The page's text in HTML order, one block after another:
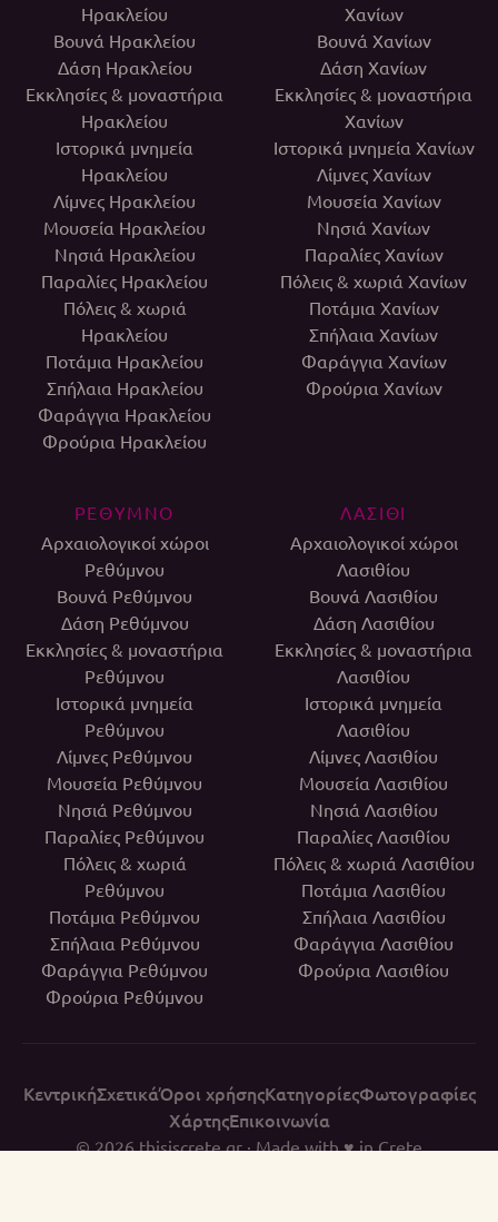
Ηρακλείου
Βουνά Ηρακλείου
Δάση Ηρακλείου
Εκκλησίες & μοναστήρια
Ηρακλείου
Ιστορικά μνημεία
Ηρακλείου
Λίμνες Ηρακλείου
Μουσεία Ηρακλείου
Νησιά Ηρακλείου
Παραλίες Ηρακλείου
Πόλεις & χωριά
Ηρακλείου
Ποτάμια Ηρακλείου
Σπήλαια Ηρακλείου
Φαράγγια Ηρακλείου
Φρούρια Ηρακλείου
Χανίων
Βουνά Χανίων
Δάση Χανίων
Εκκλησίες & μοναστήρια
Χανίων
Ιστορικά μνημεία Χανίων
Λίμνες Χανίων
Μουσεία Χανίων
Νησιά Χανίων
Παραλίες Χανίων
Πόλεις & χωριά Χανίων
Ποτάμια Χανίων
Σπήλαια Χανίων
Φαράγγια Χανίων
Φρούρια Χανίων
ΡΕΘΥΜΝΟ
Αρχαιολογικοί χώροι
Ρεθύμνου
Βουνά Ρεθύμνου
Δάση Ρεθύμνου
Εκκλησίες & μοναστήρια
Ρεθύμνου
Ιστορικά μνημεία
Ρεθύμνου
Λίμνες Ρεθύμνου
Μουσεία Ρεθύμνου
Νησιά Ρεθύμνου
Παραλίες Ρεθύμνου
Πόλεις & χωριά
Ρεθύμνου
Ποτάμια Ρεθύμνου
Σπήλαια Ρεθύμνου
Φαράγγια Ρεθύμνου
Φρούρια Ρεθύμνου
ΛΑΣΙΘΙ
Αρχαιολογικοί χώροι
Λασιθίου
Βουνά Λασιθίου
Δάση Λασιθίου
Εκκλησίες & μοναστήρια
Λασιθίου
Ιστορικά μνημεία
Λασιθίου
Λίμνες Λασιθίου
Μουσεία Λασιθίου
Νησιά Λασιθίου
Παραλίες Λασιθίου
Πόλεις & χωριά Λασιθίου
Ποτάμια Λασιθίου
Σπήλαια Λασιθίου
Φαράγγια Λασιθίου
Φρούρια Λασιθίου
ΚεντρικήΣχετικάΌροι χρήσηςΚατηγορίεςΦωτογραφίες
ΧάρτηςΕπικοινωνία
© 2026thisiscrete.gr· Made with ♥ in Crete